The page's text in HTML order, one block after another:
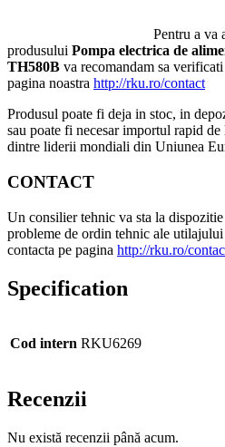
Pentru a va
produsului Pompa electrica de
TH580B va recomandam sa
pagina noastra http://rku.ro/contact
Produsul poate fi deja in stoc, in
sau poate fi necesar importul rapid
dintre liderii mondiali din Uniunea
CONTACT
Un consilier tehnic va sta la
probleme de ordin tehnic ale
contacta pe pagina http://rku.ro/
Specification
Cod intern RKU6269
Recenzii
Nu există recenzii până acum.